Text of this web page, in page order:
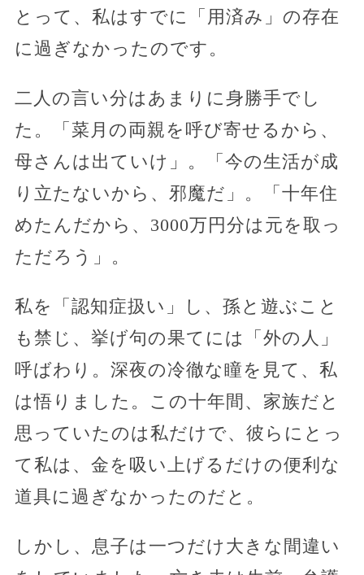
とって、私はすでに「用済み」の存在
に過ぎなかったのです。
二人の言い分はあまりに身勝手でし
た。「菜月の両親を呼び寄せるから、
母さんは出ていけ」。「今の生活が成
り立たないから、邪魔だ」。「十年住
めたんだから、3000万円分は元を取っ
ただろう」。
私を「認知症扱い」し、孫と遊ぶこと
も禁じ、挙げ句の果てには「外の人」
呼ばわり。深夜の冷徹な瞳を見て、私
は悟りました。この十年間、家族だと
思っていたのは私だけで、彼らにとっ
て私は、金を吸い上げるだけの便利な
道具に過ぎなかったのだと。
しかし、息子は一つだけ大きな間違い